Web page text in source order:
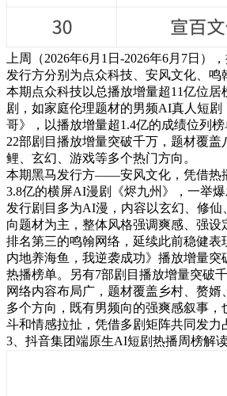
上周（2026年6月1 日-2026年6月7日）
发行方分别为点众科技、安风文化、 鸣
本期 点众科技以总播放增量超11亿位
剧，如家庭伦理题材的男频AI真人短剧
哥》
，以播放增量超1.4亿的成绩位列
22部剧目播放增量突破千万，题材覆
鲤、玄幻、游戏等多个热门方向。
本期黑马发行方——安风文化，凭借热
3.8亿的横屏AI漫剧《烬九州》，一举
发行剧目多为AI漫，内容以玄幻、修仙
向题材为主，整体风格强调爽感、强设
排名第三的鸣翰网络，延续此前稳健表
内地养海鱼，我逆袭成功》播放增量突
热播榜单。另有7部剧目播放增量突破
网络内容布局广，题材覆盖乡村、赘
多个方向，既有男频向的强爽感叙事，
斗和情感拉扯，凭借多剧矩阵共同发力
3、抖音集团端原生AI短剧热播周榜解